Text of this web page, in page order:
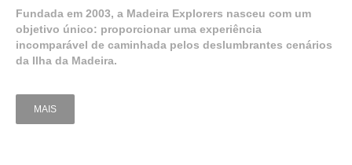
Fundada em 2003, a Madeira Explorers nasceu com um
objetivo único: proporcionar uma experiência
incomparável de caminhada pelos deslumbrantes cenários
da Ilha da Madeira.
MAIS